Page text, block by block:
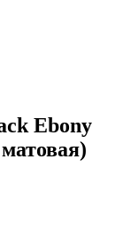
Ebony